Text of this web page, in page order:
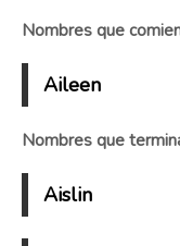
Nombres que
Aileen
Nombres que
Aislin